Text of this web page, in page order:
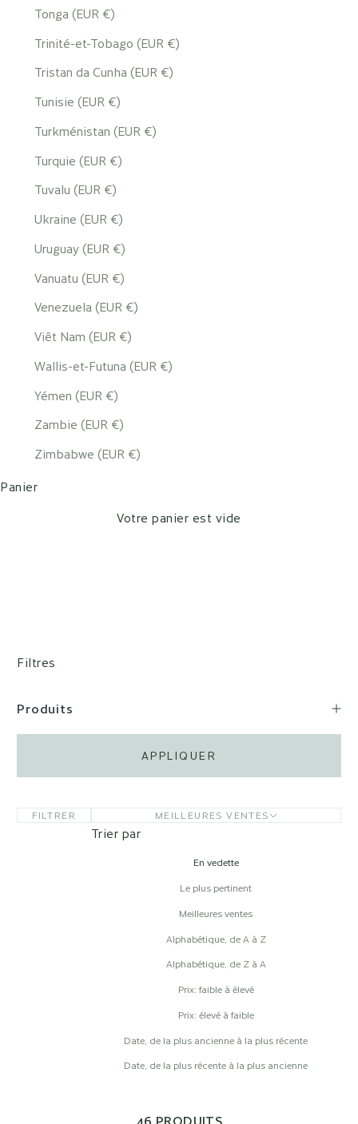
Tonga (EUR €)
Trinité-et-Tobago (EUR €)
Tristan da Cunha (EUR €)
Tunisie (EUR €)
Turkménistan (EUR €)
Turquie (EUR €)
Tuvalu (EUR €)
Ukraine (EUR €)
Uruguay (EUR €)
Vanuatu (EUR €)
Venezuela (EUR €)
Viêt Nam (EUR €)
Wallis-et-Futuna (EUR €)
Yémen (EUR €)
Zambie (EUR €)
Zimbabwe (EUR €)
Panier
Votre panier est vide
Filtres
Produits
APPLIQUER
FILTRER MEILLEURES VENTES
Trier par
En vedette
Le plus pertinent
Meilleures ventes
Alphabétique, de A à Z
Alphabétique, de Z à A
Prix: faible à élevé
Prix: élevé à faible
Date, de la plus ancienne à la plus récente
Date, de la plus récente à la plus ancienne